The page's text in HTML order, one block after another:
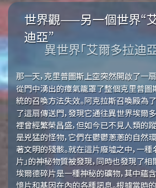
世界觀——另一個世界“
迪亞”
異世界「艾爾多拉迪
那一天，克里普圖斯上空突然開啟了一
從門中湧出的瘴氣籠罩了整個克里普圖
統的召喚方法失效。阿克拉斯召喚殿為
了這扇傳送門，發現它通往異世界埃爾
裡曾經繁榮昌盛，但如今已不見人類的
是兇猛的怪物，它們在鬱鬱蔥蔥的自然
著文明的殘骸。就在這片廢墟之中，一種
片」的神秘物質被發現，同時也發現了相
埃爾德碎片是一種神秘的礦物，其中蘊
憶片和基因在內的各種訊息。根據當時